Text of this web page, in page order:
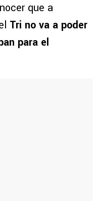
que a
Tri no va a poder
para el